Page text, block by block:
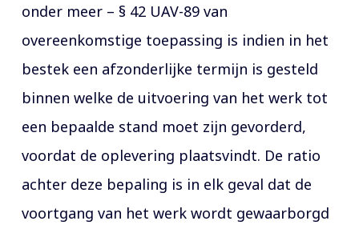
onder meer – § 42 UAV-89 van
overeenkomstige toepassing is indien in het
bestek een afzonderlijke termijn is gesteld
binnen welke de uitvoering van het werk tot
een bepaalde stand moet zijn gevorderd,
voordat de oplevering plaatsvindt. De ratio
achter deze bepaling is in elk geval dat de
voortgang van het werk wordt gewaarborgd